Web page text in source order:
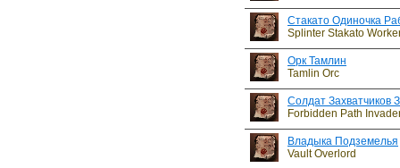
Стакато Одиночка
Splinter Stakato
Орк Тамлин
Tamlin Orc
Солдат Захватчиков
Forbidden Path
Владыка Подземелья
Vault Overlord